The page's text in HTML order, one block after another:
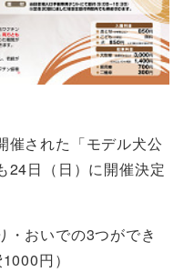
催された「モデル犬公
24日（日）に開催決定
・おいでの3つができ
円）